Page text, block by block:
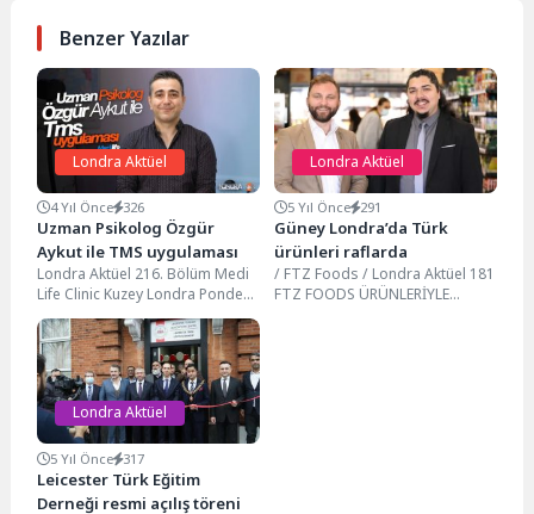
Benzer Yazılar
Londra Aktüel
4 Yıl Önce 326
Uzman Psikolog Özgür
Aykut ile TMS uygulaması
Londra Aktüel 216. Bölüm Medi
Life Clinic Kuzey Londra Ponders
End Bölgesinde, Uzman
Psikolog Özgür...
Londra Aktüel
5 Yıl Önce 291
Güney Londra’da Türk
ürünleri raflarda
/ FTZ Foods / Londra Aktüel 181
FTZ FOODS ÜRÜNLERİYLE
Londra Aktüel
5 Yıl Önce 317
Leicester Türk Eğitim
Derneği resmi açılış töreni